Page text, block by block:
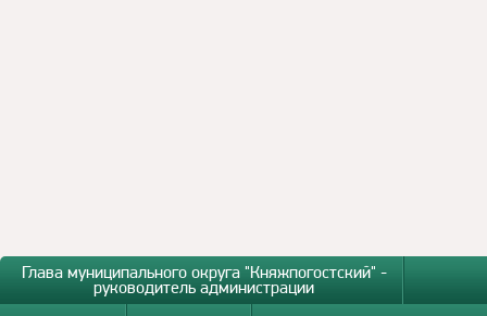
Глава муниципального округа "Княжпогостский" -
руководитель администрации